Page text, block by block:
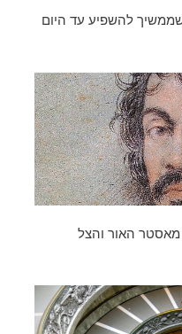
שממשיך להשפיע עד היום
מאסטר האור והצל